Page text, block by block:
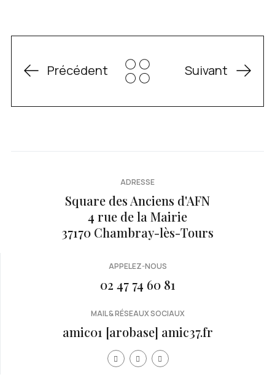
Précédent Suivant
ADRESSE
Square des Anciens d'AFN
4 rue de la Mairie
37170 Chambray-lès-Tours
APPELEZ-NOUS
02 47 74 60 81
MAIL & RÉSEAUX SOCIAUX
amic01 [arobase] amic37.fr